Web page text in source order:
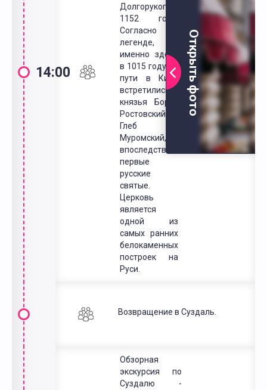
14:00
Долгорукого в
1152 году.
Согласно
легенде,
именно здесь
в 1015 году на
пути в Киев
встретились
князья Борис
Ростовский и
Глеб
Муромский,
впоследствии
первые
русские
святые.
Церковь
является
одной из
самых ранних
белокаменных
построек на
Руси.
Открыть фото
Возвращение в Суздаль.
Обзорная
экскурсия по
Суздалю -